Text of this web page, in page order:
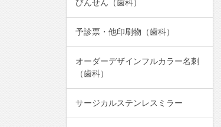
びんせん（歯科）
予診票・他印刷物（歯科）
オーダーデザインフルカラー名刺
（歯科）
サージカルステンレスミラー